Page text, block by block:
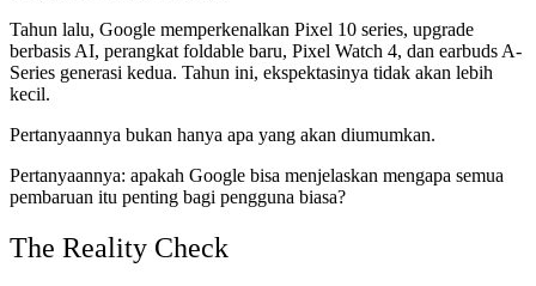
Tahun lalu, Google memperkenalkan Pixel 10 series, upgrade
berbasis AI, perangkat foldable baru, Pixel Watch 4, dan earbuds A-
Series generasi kedua. Tahun ini, ekspektasinya tidak akan lebih
kecil.
Pertanyaannya bukan hanya apa yang akan diumumkan.
Pertanyaannya: apakah Google bisa menjelaskan mengapa semua
pembaruan itu penting bagi pengguna biasa?
The Reality Check